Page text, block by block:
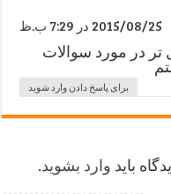
2015/08/25 در 7:29 ب.ظ
تر در مورد سوالات
برای پاسخ دادن وارد شوید
باید وارد بشوید.